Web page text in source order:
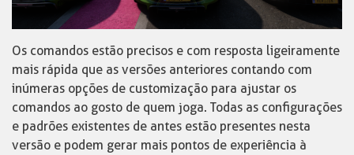
Os comandos estão precisos e com resposta ligeiramente
mais rápida que as versões anteriores contando com
inúmeras opções de customização para ajustar os
comandos ao gosto de quem joga. Todas as configurações
e padrões existentes de antes estão presentes nesta
versão e podem gerar mais pontos de experiência à